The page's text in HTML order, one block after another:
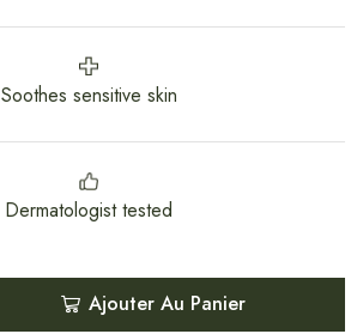
Soothes sensitive skin
Dermatologist tested
Ajouter Au Panier